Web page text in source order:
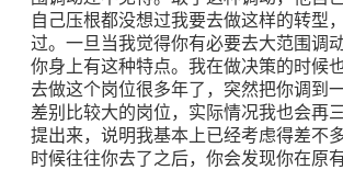
自己压根都没想过我要去做这样的转型
过。一旦当我觉得你有必要去大范围调
你身上有这种特点。我在做决策的时候
去做这个岗位很多年了，突然把你调到
差别比较大的岗位，实际情况我也会再
提出来，说明我基本上已经考虑得差不
时候往往你去了之后，你会发现你在原